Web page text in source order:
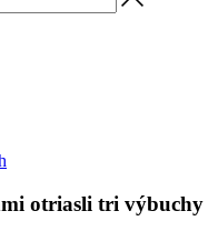
otriasli tri výbuchy